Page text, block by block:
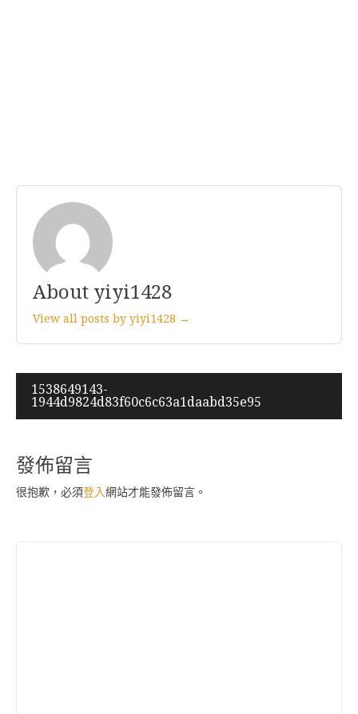
About yiyi1428
View all posts by yiyi1428 →
文
章
覽
1538649143-
1944d9824d83f60c6c63a1daabd35e95
發佈留言
很抱歉，必須登入網站才能發佈留言。